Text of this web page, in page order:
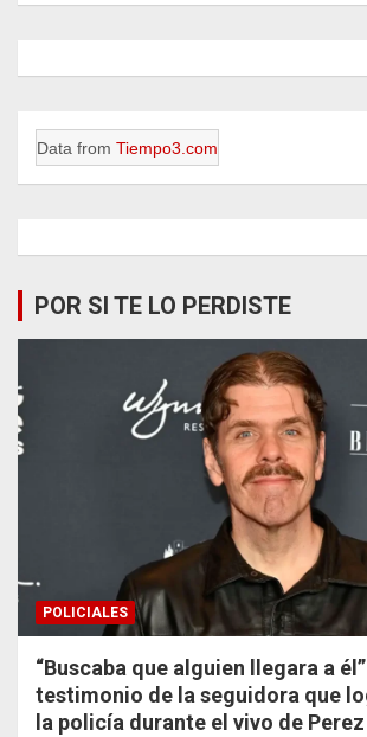
Data from Tiempo3.com
POR SI TE LO PERDISTE
POLICIALES
“Buscaba que alguien llegara a
testimonio de la seguidora que
la policía durante el vivo de